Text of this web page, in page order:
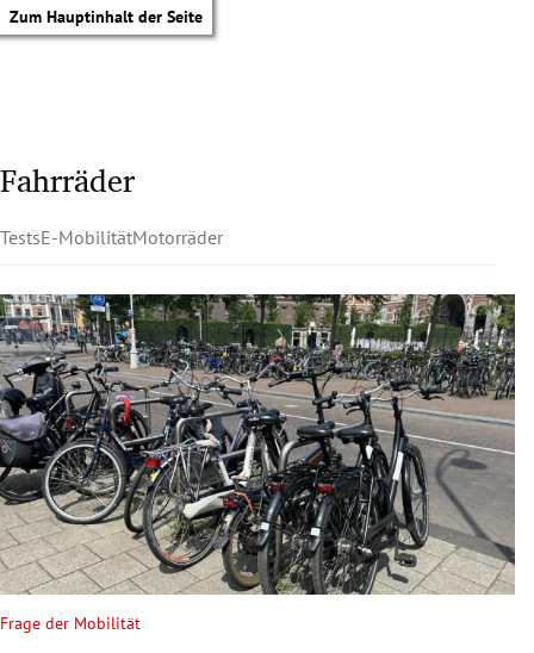
Zum Hauptinhalt der Seite
Untermenü
Untermenü
Untermenü
Fahrräder
TestsE-MobilitätMotorräder
Frage der Mobilität